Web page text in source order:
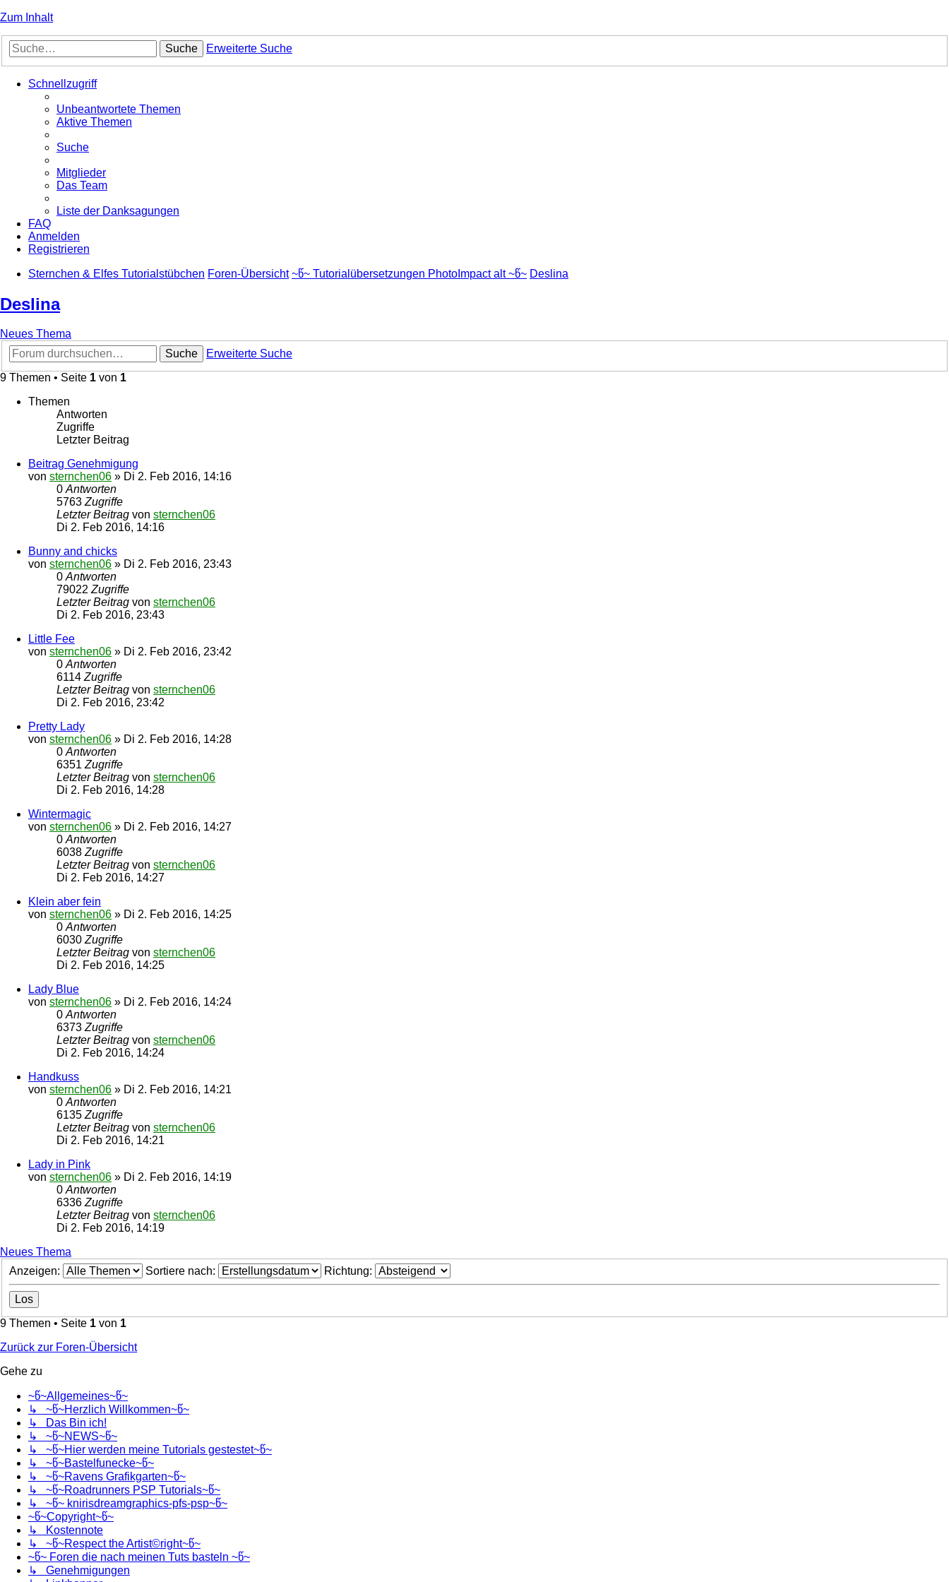
Zum Inhalt
Suche Erweiterte Suche
Schnellzugriff
Unbeantwortete Themen
Aktive Themen
Suche
Mitglieder
Das Team
Liste der Danksagungen
FAQ
Anmelden
Registrieren
Sternchen & Elfes Tutorialstübchen Foren-Übersicht ~წ~ Tutorialübersetzungen PhotoImpact alt ~წ~ Deslina
Deslina
Neues Thema
Suche
Erweiterte Suche
9 Themen • Seite 1 von 1
Themen
Antworten
Zugriffe
Letzter Beitrag
Beitrag Genehmigung
von sternchen06 » Di 2. Feb 2016, 14:16
0 Antworten
5763 Zugriffe
Letzter Beitrag von sternchen06
Di 2. Feb 2016, 14:16
Bunny and chicks
von sternchen06 » Di 2. Feb 2016, 23:43
0 Antworten
79022 Zugriffe
Letzter Beitrag von sternchen06
Di 2. Feb 2016, 23:43
Little Fee
von sternchen06 » Di 2. Feb 2016, 23:42
0 Antworten
6114 Zugriffe
Letzter Beitrag von sternchen06
Di 2. Feb 2016, 23:42
Pretty Lady
von sternchen06 » Di 2. Feb 2016, 14:28
0 Antworten
6351 Zugriffe
Letzter Beitrag von sternchen06
Di 2. Feb 2016, 14:28
Wintermagic
von sternchen06 » Di 2. Feb 2016, 14:27
0 Antworten
6038 Zugriffe
Letzter Beitrag von sternchen06
Di 2. Feb 2016, 14:27
Klein aber fein
von sternchen06 » Di 2. Feb 2016, 14:25
0 Antworten
6030 Zugriffe
Letzter Beitrag von sternchen06
Di 2. Feb 2016, 14:25
Lady Blue
von sternchen06 » Di 2. Feb 2016, 14:24
0 Antworten
6373 Zugriffe
Letzter Beitrag von sternchen06
Di 2. Feb 2016, 14:24
Handkuss
von sternchen06 » Di 2. Feb 2016, 14:21
0 Antworten
6135 Zugriffe
Letzter Beitrag von sternchen06
Di 2. Feb 2016, 14:21
Lady in Pink
von sternchen06 » Di 2. Feb 2016, 14:19
0 Antworten
6336 Zugriffe
Letzter Beitrag von sternchen06
Di 2. Feb 2016, 14:19
Neues Thema
Anzeigen:
Sortiere nach: Richtung:
9 Themen • Seite 1 von 1
Zurück zur Foren-Übersicht
Gehe zu
~წ~Allgemeines~წ~
↳ ~წ~Herzlich Willkommen~წ~
↳ Das Bin ich!
↳ ~წ~NEWS~წ~
↳ ~წ~Hier werden meine Tutorials gestestet~წ~
↳ ~წ~Bastelfunecke~წ~
↳ ~წ~Ravens Grafikgarten~წ~
↳ ~წ~Roadrunners PSP Tutorials~წ~
↳ ~წ~ knirisdreamgraphics-pfs-psp~წ~
~წ~Copyright~წ~
↳ Kostennote
↳ ~წ~Respect the Artist©right~წ~
~წ~ Foren die nach meinen Tuts basteln ~წ~
↳ Genehmigungen